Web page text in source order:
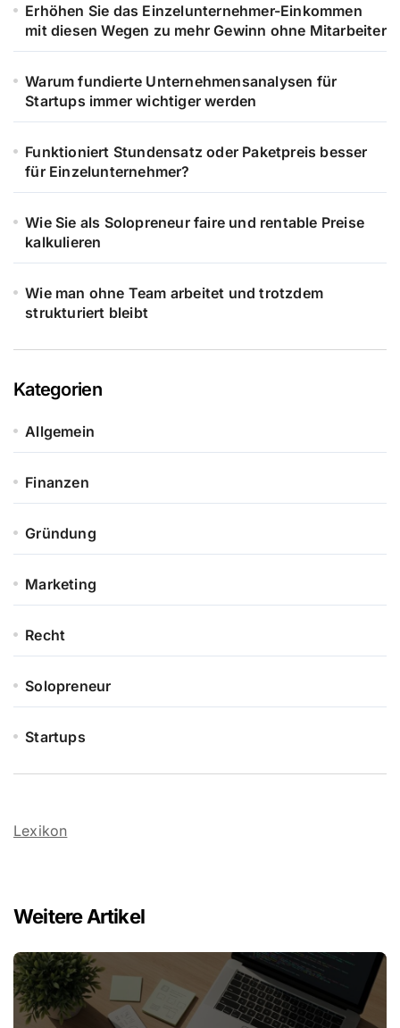
Erhöhen Sie das Einzelunternehmer-Einkommen
mit diesen Wegen zu mehr Gewinn ohne Mitarbeiter
Warum fundierte Unternehmensanalysen für
Startups immer wichtiger werden
Funktioniert Stundensatz oder Paketpreis besser
für Einzelunternehmer?
Wie Sie als Solopreneur faire und rentable Preise
kalkulieren
Wie man ohne Team arbeitet und trotzdem
strukturiert bleibt
Kategorien
Allgemein
Finanzen
Gründung
Marketing
Recht
Solopreneur
Startups
Lexikon
Weitere Artikel